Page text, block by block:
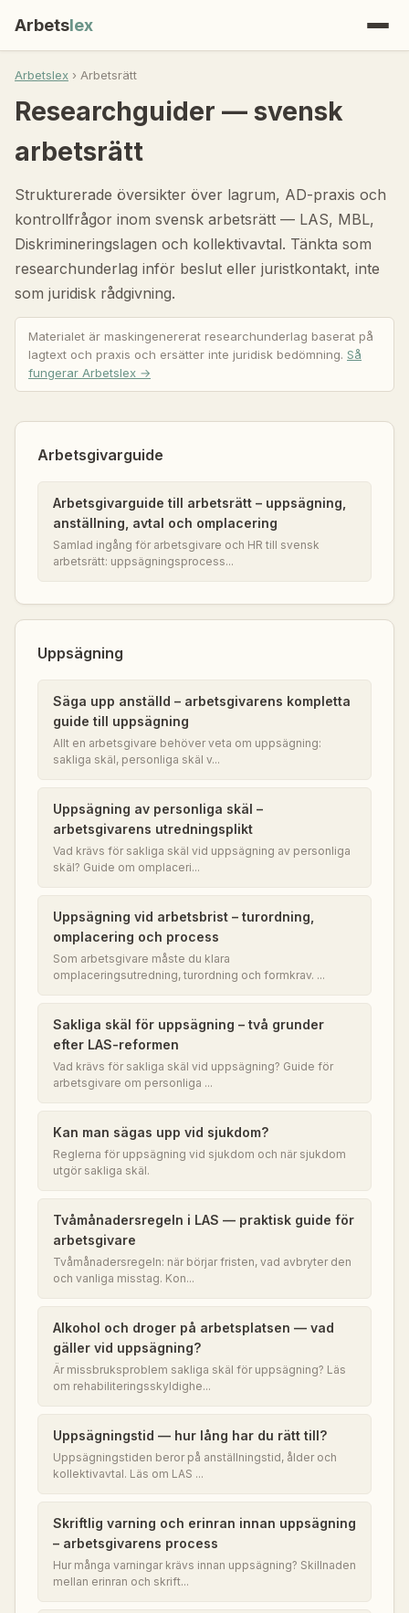
Arbetslex
Arbetslex › Arbetsrätt
Researchguider — svensk
arbetsrätt
Strukturerade översikter över lagrum, AD-praxis och
kontrollfrågor inom svensk arbetsrätt — LAS, MBL,
Diskrimineringslagen och kollektivavtal. Tänkta som
researchunderlag inför beslut eller juristkontakt, inte
som juridisk rådgivning.
Materialet är maskingenererat researchunderlag baserat på
lagtext och praxis och ersätter inte juridisk bedömning. Så
fungerar Arbetslex →
Arbetsgivarguide
Arbetsgivarguide till arbetsrätt – uppsägning,
anställning, avtal och omplacering
Samlad ingång för arbetsgivare och HR till svensk
arbetsrätt: uppsägningsprocess...
Uppsägning
Säga upp anställd – arbetsgivarens kompletta
guide till uppsägning
Allt en arbetsgivare behöver veta om uppsägning:
sakliga skäl, personliga skäl v...
Uppsägning av personliga skäl –
arbetsgivarens utredningsplikt
Vad krävs för sakliga skäl vid uppsägning av personliga
skäl? Guide om omplaceri...
Uppsägning vid arbetsbrist – turordning,
omplacering och process
Som arbetsgivare måste du klara
omplaceringsutredning, turordning och formkrav. ...
Sakliga skäl för uppsägning – två grunder
efter LAS-reformen
Vad krävs för sakliga skäl vid uppsägning? Guide för
arbetsgivare om personliga ...
Kan man sägas upp vid sjukdom?
Reglerna för uppsägning vid sjukdom och när sjukdom
utgör sakliga skäl.
Tvåmånadersregeln i LAS — praktisk guide för
arbetsgivare
Tvåmånadersregeln: när börjar fristen, vad avbryter den
och vanliga misstag. Kon...
Alkohol och droger på arbetsplatsen — vad
gäller vid uppsägning?
Är missbruksproblem sakliga skäl för uppsägning? Läs
om rehabiliteringsskyldighe...
Uppsägningstid — hur lång har du rätt till?
Uppsägningstiden beror på anställningstid, ålder och
kollektivavtal. Läs om LAS ...
Skriftlig varning och erinran innan uppsägning
– arbetsgivarens process
Hur många varningar krävs innan uppsägning? Skillnaden
mellan erinran och skrift...